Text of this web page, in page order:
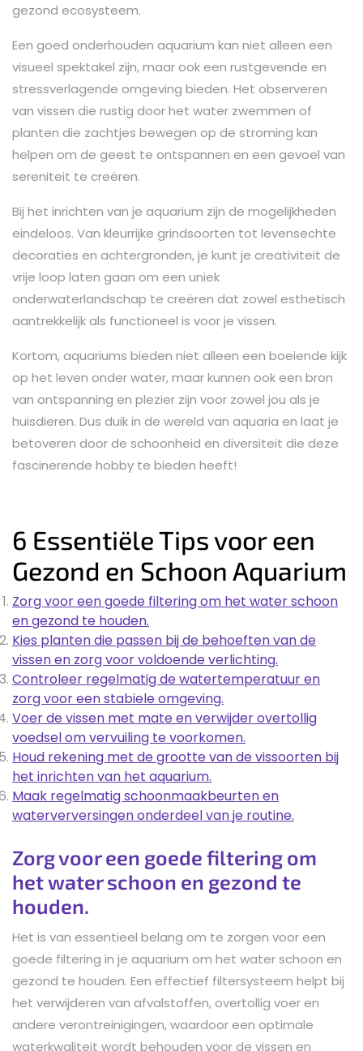
gezond ecosysteem.
Een goed onderhouden aquarium kan niet alleen een
visueel spektakel zijn, maar ook een rustgevende en
stressverlagende omgeving bieden. Het observeren
van vissen die rustig door het water zwemmen of
planten die zachtjes bewegen op de stroming kan
helpen om de geest te ontspannen en een gevoel van
sereniteit te creëren.
Bij het inrichten van je aquarium zijn de mogelijkheden
eindeloos. Van kleurrijke grindsoorten tot levensechte
decoraties en achtergronden, je kunt je creativiteit de
vrije loop laten gaan om een uniek
onderwaterlandschap te creëren dat zowel esthetisch
aantrekkelijk als functioneel is voor je vissen.
Kortom, aquariums bieden niet alleen een boeiende kijk
op het leven onder water, maar kunnen ook een bron
van ontspanning en plezier zijn voor zowel jou als je
huisdieren. Dus duik in de wereld van aquaria en laat je
betoveren door de schoonheid en diversiteit die deze
fascinerende hobby te bieden heeft!
6 Essentiële Tips voor een
Gezond en Schoon Aquarium
Zorg voor een goede filtering om het water schoon
en gezond te houden.
Kies planten die passen bij de behoeften van de
vissen en zorg voor voldoende verlichting.
Controleer regelmatig de watertemperatuur en
zorg voor een stabiele omgeving.
Voer de vissen met mate en verwijder overtollig
voedsel om vervuiling te voorkomen.
Houd rekening met de grootte van de vissoorten bij
het inrichten van het aquarium.
Maak regelmatig schoonmaakbeurten en
waterverversingen onderdeel van je routine.
Zorg voor een goede filtering om
het water schoon en gezond te
houden.
Het is van essentieel belang om te zorgen voor een
goede filtering in je aquarium om het water schoon en
gezond te houden. Een effectief filtersysteem helpt bij
het verwijderen van afvalstoffen, overtollig voer en
andere verontreinigingen, waardoor een optimale
waterkwaliteit wordt behouden voor de vissen en